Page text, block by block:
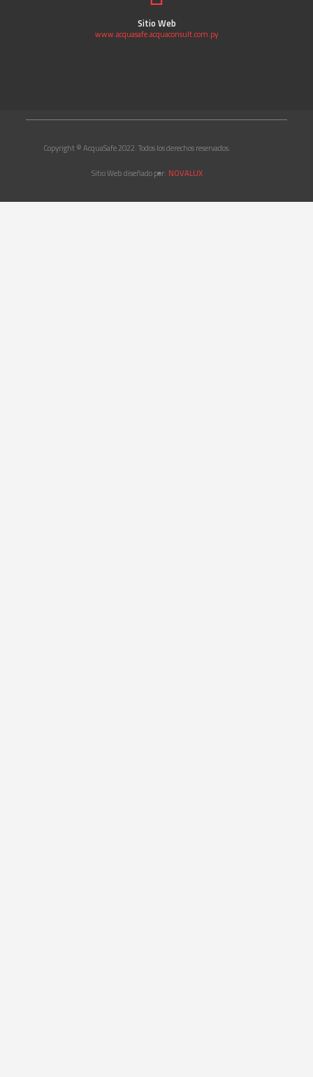
Sitio Web
www.acquasafe.acquaconsult.com.py
Copyright © AcquaSafe 2022. Todos los derechos reservados.
Sitio Web diseñado por: NOVALUX